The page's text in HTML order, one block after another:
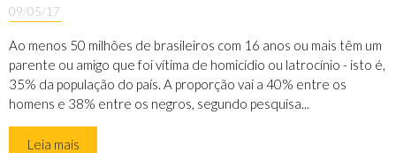
09/05/17
Ao menos 50 milhões de brasileiros com 16 anos ou mais têm um
parente ou amigo que foi vítima de homicídio ou latrocínio - isto é,
35% da população do país. A proporção vai a 40% entre os
homens e 38% entre os negros, segundo pesquisa...
Leia mais